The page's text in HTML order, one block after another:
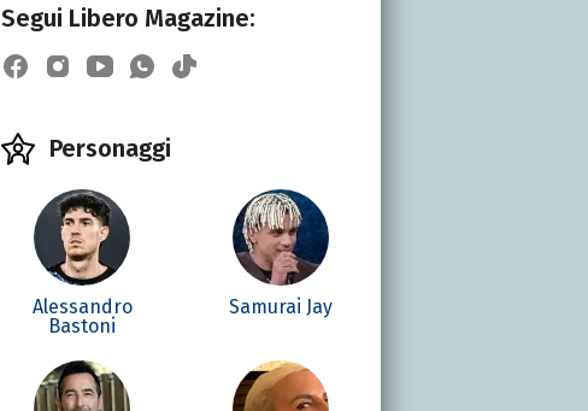
Segui Libero Magazine:
Personaggi
Alessandro
Bastoni
Samurai Jay